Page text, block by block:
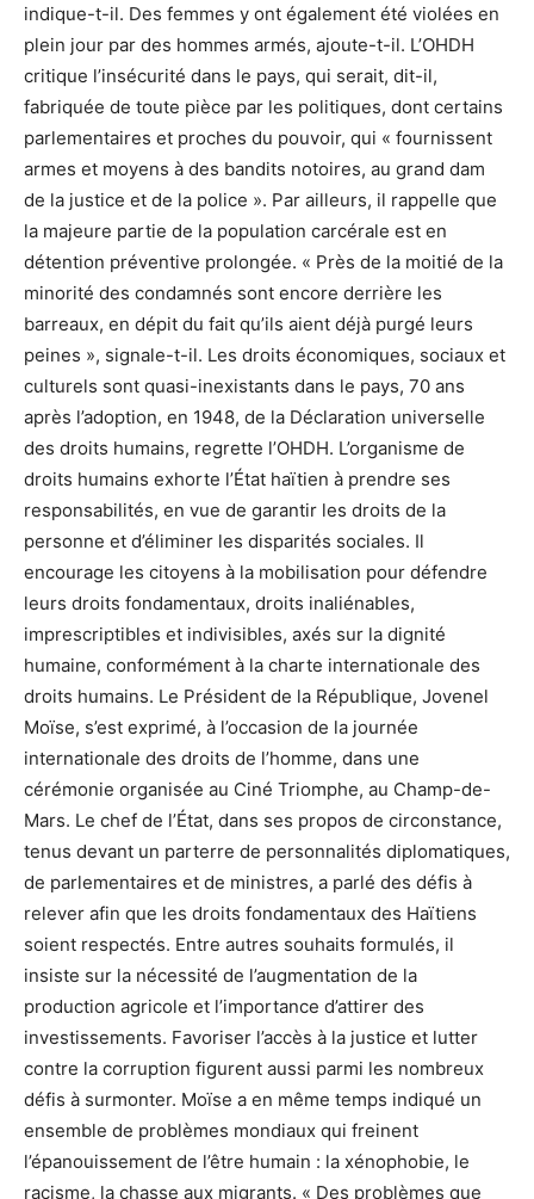
indique-t-il. Des femmes y ont également été violées en
plein jour par des hommes armés, ajoute-t-il. L’OHDH
critique l’insécurité dans le pays, qui serait, dit-il,
fabriquée de toute pièce par les politiques, dont certains
parlementaires et proches du pouvoir, qui « fournissent
armes et moyens à des bandits notoires, au grand dam
de la justice et de la police ». Par ailleurs, il rappelle que
la majeure partie de la population carcérale est en
détention préventive prolongée. « Près de la moitié de la
minorité des condamnés sont encore derrière les
barreaux, en dépit du fait qu’ils aient déjà purgé leurs
peines », signale-t-il. Les droits économiques, sociaux et
culturels sont quasi-inexistants dans le pays, 70 ans
après l’adoption, en 1948, de la Déclaration universelle
des droits humains, regrette l’OHDH. L’organisme de
droits humains exhorte l’État haïtien à prendre ses
responsabilités, en vue de garantir les droits de la
personne et d’éliminer les disparités sociales. Il
encourage les citoyens à la mobilisation pour défendre
leurs droits fondamentaux, droits inaliénables,
imprescriptibles et indivisibles, axés sur la dignité
humaine, conformément à la charte internationale des
droits humains. Le Président de la République, Jovenel
Moïse, s’est exprimé, à l’occasion de la journée
internationale des droits de l’homme, dans une
cérémonie organisée au Ciné Triomphe, au Champ-de-
Mars. Le chef de l’État, dans ses propos de circonstance,
tenus devant un parterre de personnalités diplomatiques,
de parlementaires et de ministres, a parlé des défis à
relever afin que les droits fondamentaux des Haïtiens
soient respectés. Entre autres souhaits formulés, il
insiste sur la nécessité de l’augmentation de la
production agricole et l’importance d’attirer des
investissements. Favoriser l’accès à la justice et lutter
contre la corruption figurent aussi parmi les nombreux
défis à surmonter. Moïse a en même temps indiqué un
ensemble de problèmes mondiaux qui freinent
l’épanouissement de l’être humain : la xénophobie, le
racisme, la chasse aux migrants. « Des problèmes que